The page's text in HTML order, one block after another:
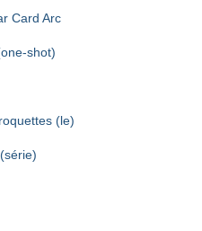
Card Arc
shot)
(le)